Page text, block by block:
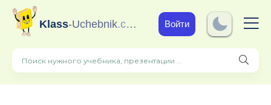
Klass-Uchebnik.com Войти